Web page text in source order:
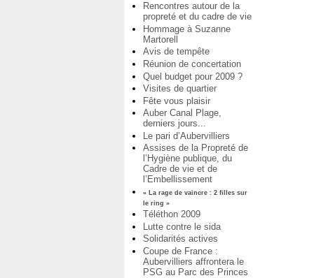
Rencontres autour de la
propreté et du cadre de vie
Hommage à Suzanne
Martorell
Avis de tempête
Réunion de concertation
Quel budget pour 2009 ?
Visites de quartier
Fête vous plaisir
Auber Canal Plage,
derniers jours...
Le pari d’Aubervilliers
Assises de la Propreté de
l’Hygiène publique, du
Cadre de vie et de
l’Embellissement
« La rage de vaincre : 2 filles sur
le ring »
Téléthon 2009
Lutte contre le sida
Solidarités actives
Coupe de France :
Aubervilliers affrontera le
PSG au Parc des Princes